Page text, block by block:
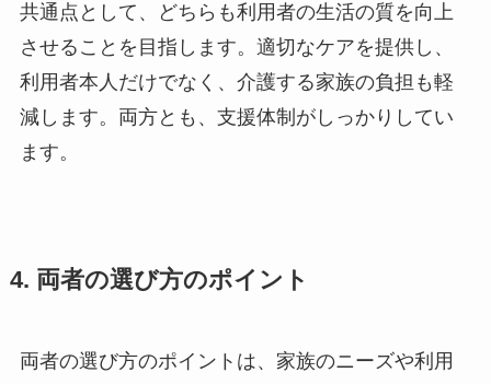
共通点として、どちらも利用者の生活の質を向上
させることを目指します。適切なケアを提供し、
利用者本人だけでなく、介護する家族の負担も軽
減します。両方とも、支援体制がしっかりしてい
ます。
4. 両者の選び方のポイント
両者の選び方のポイントは、家族のニーズや利用